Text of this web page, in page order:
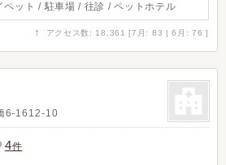
ペット / 駐車場 / 往診 / ペットホテル
↑ アクセス数: 18,361 [7月: 83 | 6月: 76 ]
6-1612-10
4件